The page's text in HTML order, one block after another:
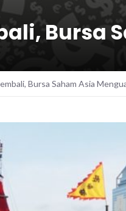
Bursa
Bursa Saham Asia